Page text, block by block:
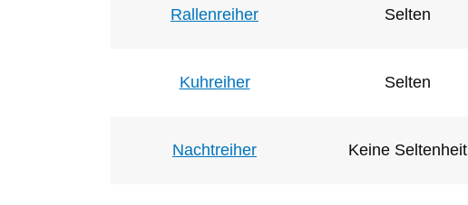
Rallenreiher Selten
Kuhreiher Selten
Nachtreiher Keine Seltenheit